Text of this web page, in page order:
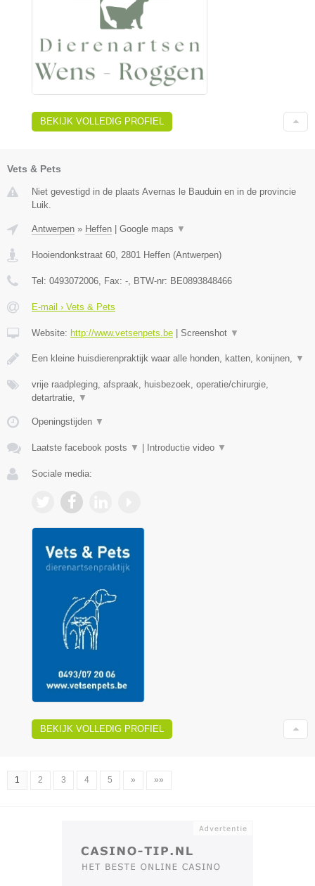
BEKIJK VOLLEDIG PROFIEL
Vets & Pets
Niet gevestigd in de plaats Avernas le Bauduin en in de provincie
Luik.
Antwerpen » Heffen | Google maps ▼
Hooiendonkstraat 60 2801 Heffen (Antwerpen)
Tel: 0493072006 , Fax: - , BTW-nr: BE0893848466
E-mail › Vets & Pets
Website: http://www.vetsenpets.be | Screenshot ▼
Een kleine huisdierenpraktijk waar alle honden, katten, konijnen, ▼
vrije raadpleging, afspraak, huisbezoek, operatie/chirurgie,
detartratie,
▼
Openingstijden ▼
Laatste facebook posts ▼ | Introductie video ▼
Sociale media:
BEKIJK VOLLEDIG PROFIEL
1 2 3 4 5 » »»